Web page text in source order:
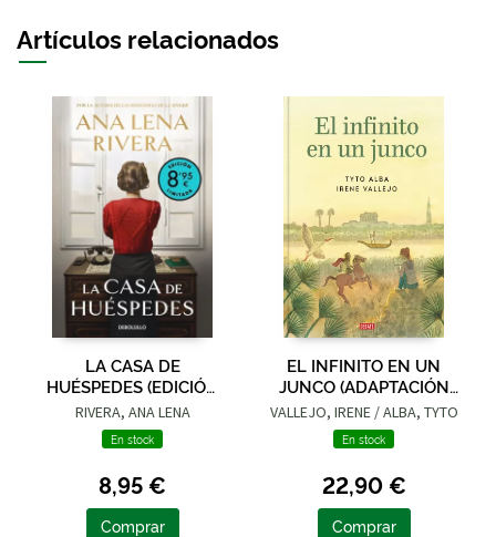
Artículos relacionados
LA CASA DE
HUÉSPEDES (EDICIÓN
LIMITADA · VERANO)
RIVERA, ANA LENA
En stock
8,95 €
Comprar
EL INFINITO EN UN
JUNCO (ADAPTACIÓN
GRÁFICA)
VALLEJO, IRENE / ALBA, TYTO
En stock
22,90 €
Comprar